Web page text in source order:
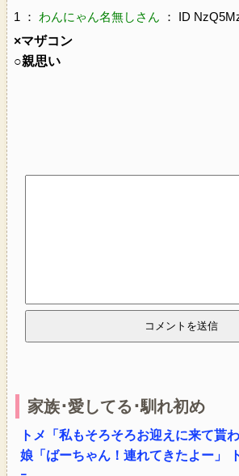
1 ： わんにゃん名無しさん ： ID
×マザコン
○親思い
家族･愛してる･馴れ初め
トメ「私もそろそろお迎えに来て貰
娘「ばーちゃん！連れてきたよー」